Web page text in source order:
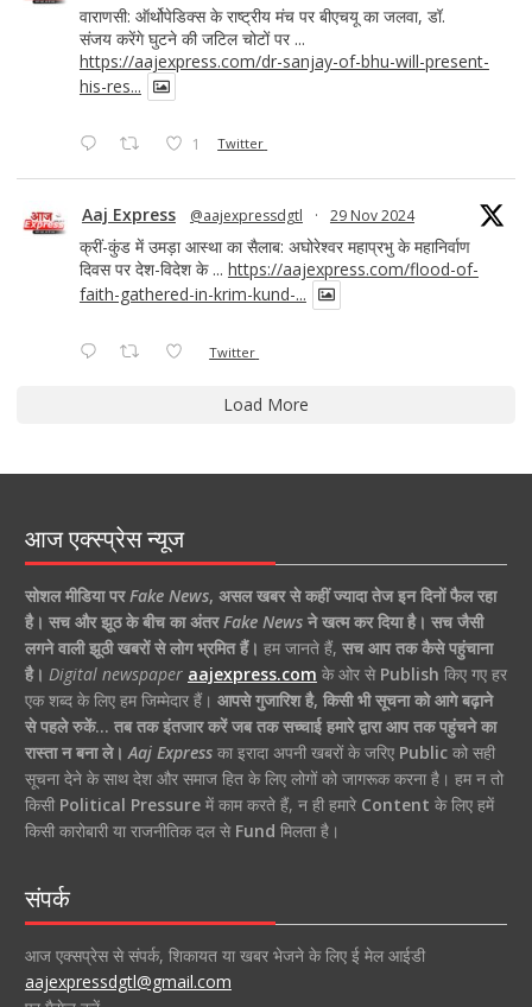
वाराणसी: ऑर्थोपेडिक्स के राष्ट्रीय मंच पर बीएचयू का जलवा, डॉ.
संजय करेंगे घुटने की जटिल चोटों पर ...
https://aajexpress.com/dr-sanjay-of-bhu-will-present-
his-res...
1 Twitter
Aaj Express @aajexpressdgtl · 29 Nov 2024
क्रीं-कुंड में उमड़ा आस्था का सैलाब: अघोरेश्वर महाप्रभु के महानिर्वाण
दिवस पर देश-विदेश के ... https://aajexpress.com/flood-of-
faith-gathered-in-krim-kund-...
Twitter
Load More
आज एक्स्प्रेस न्यूज
सोशल मीडिया परFake News, असल खबर से कहीं ज्यादा तेज इन दिनों फैल रहा
है। सच और झूठ के बीच का अंतरFake Newsने खत्म कर दिया है। सच जैसी
लगने वाली झूठी खबरों से लोग भ्रमित हैं। हम जानते हैं, सच आप तक कैसे पहुंचाना
है। Digital newspaper aajexpress.com के ओर से Publish किए गए हर
एक शब्द के लिए हम जिम्मेदार हैं। आपसे गुजारिश है, किसी भी सूचना को आगे बढ़ाने
से पहले रुकें… तब तक इंतजार करें जब तक सच्चाई हमारे द्वारा आप तक पहुंचने का
रास्ता न बना ले। Aaj Expressका इरादा अपनी खबरों के जरिए Publicको सही
सूचना देने के साथ देश और समाज हित के लिए लोगों को जागरूक करना है। हम न तो
किसी Political Pressureमें काम करते हैं, न ही हमारे Content के लिए हमें
किसी कारोबारी या राजनीतिक दल से Fund मिलता है।
संपर्क
आज एक्सप्रेस से संपर्क, शिकायत या खबर भेजने के लिए ई मेल आईडी
aajexpressdgtl@gmail.com